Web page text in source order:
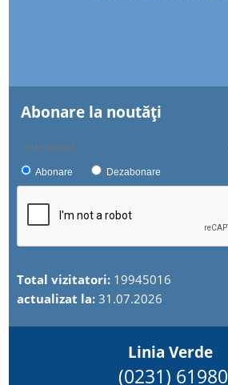
Abonare la noutăţi
Abonare Dezabonare
Total vizitatori: 19945016
actualizat la:31.07.2026
Linia Verde
(0231) 61980